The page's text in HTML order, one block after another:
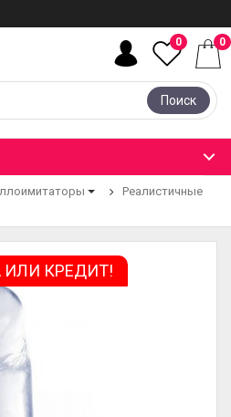
Поиск
0 0
Реалистичные
ИЛИ КРЕДИТ!